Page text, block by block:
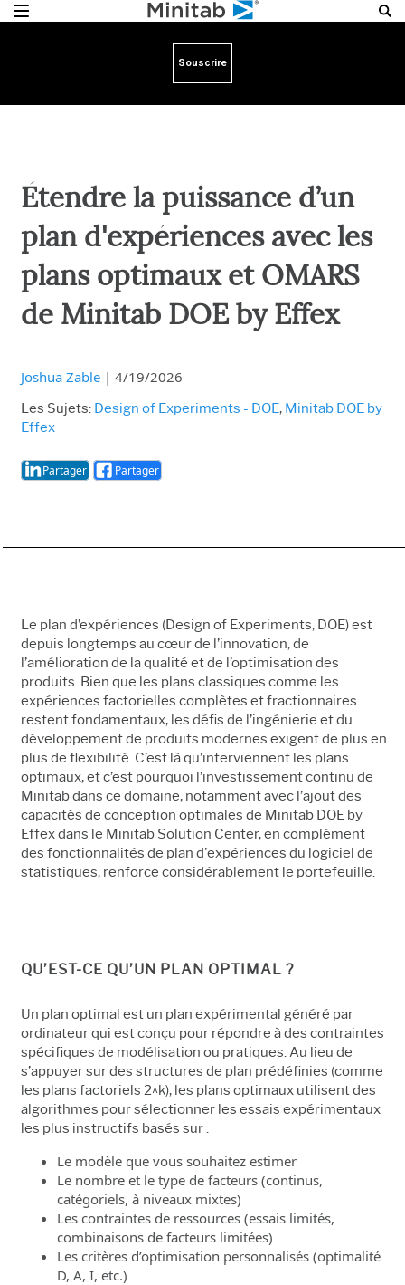
Souscrire
Étendre la puissance d’un
plan d'expériences avec les
plans optimaux et OMARS
de Minitab DOE by Effex
Joshua Zable | 4/19/2026
Les Sujets: Design of Experiments - DOE, Minitab DOE by
Effex
Partager Partager
Le plan d’expériences (Design of Experiments, DOE) est
depuis longtemps au cœur de l’innovation, de
l’amélioration de la qualité et de l’optimisation des
produits. Bien que les plans classiques comme les
expériences factorielles complètes et fractionnaires
restent fondamentaux, les défis de l’ingénierie et du
développement de produits modernes exigent de plus en
plus de flexibilité. C’est là qu’interviennent les plans
optimaux, et c’est pourquoi l’investissement continu de
Minitab dans ce domaine, notamment avec l’ajout des
capacités de conception optimales de Minitab DOE by
Effex dans le Minitab Solution Center, en complément
des fonctionnalités de plan d'expériences du logiciel de
statistiques, renforce considérablement le portefeuille.
QU’EST-CE QU’UN PLAN OPTIMAL ?
Un plan optimal est un plan expérimental généré par
ordinateur qui est conçu pour répondre à des contraintes
spécifiques de modélisation ou pratiques. Au lieu de
s’appuyer sur des structures de plan prédéfinies (comme
les plans factoriels 2^k), les plans optimaux utilisent des
algorithmes pour sélectionner les essais expérimentaux
les plus instructifs basés sur :
Le modèle que vous souhaitez estimer
Le nombre et le type de facteurs (continus,
catégoriels, à niveaux mixtes)
Les contraintes de ressources (essais limités,
combinaisons de facteurs limitées)
Les critères d’optimisation personnalisés (optimalité
D, A, I, etc.)